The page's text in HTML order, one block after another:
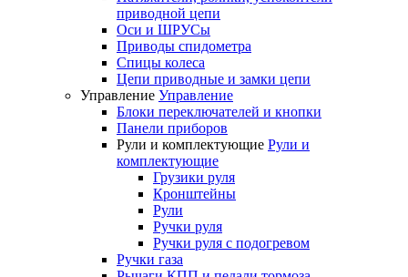
приводной цепи
Оси и ШРУСы
Приводы спидометра
Спицы колеса
Цепи приводные и замки цепи
Управление Управление
Блоки переключателей и кнопки
Панели приборов
Рули и комплектующие Рули и
комплектующие
Грузики руля
Кронштейны
Рули
Ручки руля
Ручки руля с подогревом
Ручки газа